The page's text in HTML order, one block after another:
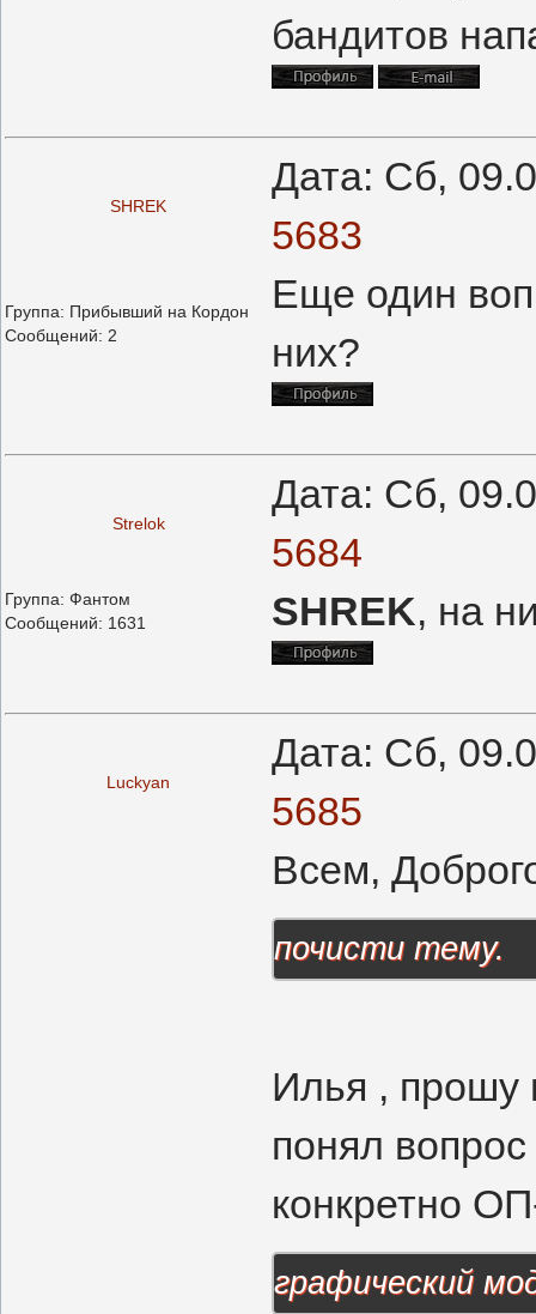
бандитов
SHREK
Дата: Сб,
5683
Группа: Прибывший на Кордон
Сообщений: 2
Еще один
них?
Strelok
Дата: Сб,
5684
Группа: Фантом
Сообщений: 1631 SHREK, на
Luckyan
Дата: Сб,
5685
Всем,
почисти тему.
Илья , прошу
понял
конкретно
графический